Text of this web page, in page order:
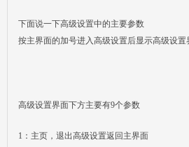
下面说一下高级设置中的主要参数
按主界面的加号进入高级设置后显示高级设置
高级设置界面下方主要有9个参数
1：主页，退出高级设置返回主界面